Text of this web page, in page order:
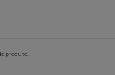
produto.